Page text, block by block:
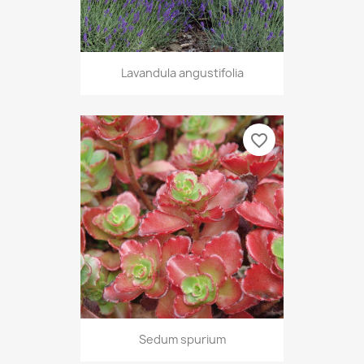
Lavandula angustifolia
Sedum spurium
favorite_border